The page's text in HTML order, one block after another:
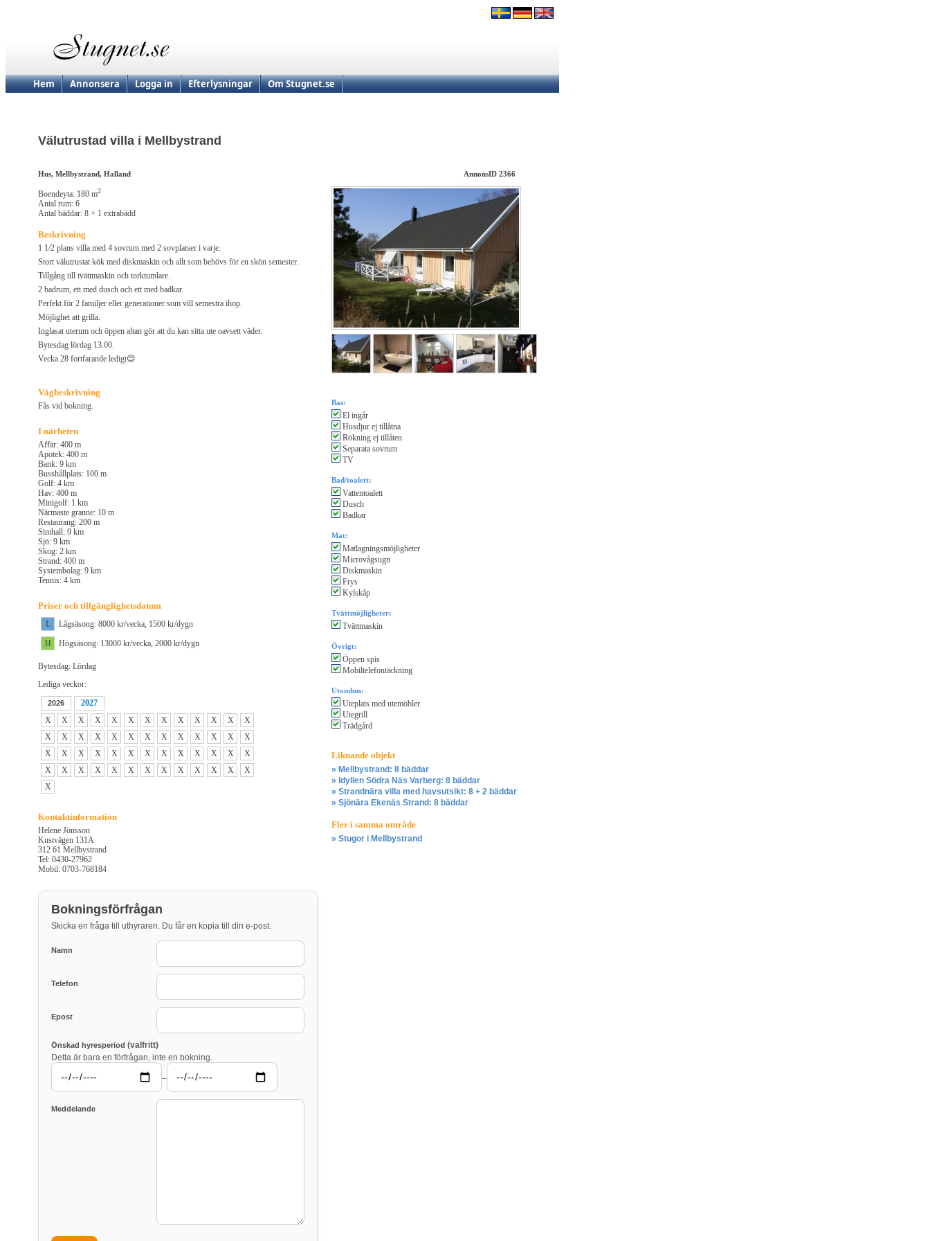
Hem Annonsera Logga in Efterlysningar Om Stugnet.se
Välutrustad villa i Mellbystrand
Hus, Mellbystrand, Halland AnnonsID 2366
Boendeyta: 180 m2
Antal rum: 6
Antal bäddar: 8 + 1 extrabädd
Beskrivning
1 1/2 plans villa med 4 sovrum med 2 sovplatser i varje.
Stort välutrustat kök med diskmaskin och allt som behövs för en skön semester.
Tillgång till tvättmaskin och torktumlare.
2 badrum, ett med dusch och ett med badkar.
Perfekt för 2 familjer eller generationer som vill semestra ihop.
Möjlighet att grilla.
Inglasat uterum och öppen altan gör att du kan sitta ute oavsett väder.
Bytesdag lördag 13.00.
Vecka 28 fortfarande ledigt😊
Vägbeskrivning
Fås vid bokning.
I närheten
Affär: 400 m
Apotek: 400 m
Bank: 9 km
Busshållplats: 100 m
Golf: 4 km
Hav: 400 m
Minigolf: 1 km
Närmaste granne: 10 m
Restaurang: 200 m
Simhall: 9 km
Sjö: 9 km
Skog: 2 km
Strand: 400 m
Systembolag: 9 km
Tennis: 4 km
Priser och tillgänglighetsdatum
L
Lågsäsong: 8000 kr/vecka, 1500 kr/dygn
H
Högsäsong: 13000 kr/vecka, 2000 kr/dygn
Bytesdag: Lördag
Lediga veckor:
2026
2027
X
X X X X X X X X X X X
X
X
X X X X X X X X X X X
X
X
X X X X X X X X X X X
X
X
X X X X X X X X X X X
X
X
Kontaktinformation
Helene Jönsson
Kustvägen 131A
312 61 Mellbystrand
Tel: 0430-27962
Mobil: 0703-768184
Bokningsförfrågan
Skicka en fråga till uthyraren. Du får en kopia till din e-post.
Namn
Telefon
Epost
Önskad hyresperiod (valfritt)
Detta är bara en förfrågan, inte en bokning.
–
Meddelande
Bas:
El ingår
Husdjur ej tillåtna
Rökning ej tillåten
Separata sovrum
TV
Bad/toalett:
Vattentoalett
Dusch
Badkar
Mat:
Matlagningsmöjligheter
Microvågsugn
Diskmaskin
Frys
Kylskåp
Tvättmöjligheter:
Tvättmaskin
Övrigt:
Öppen spis
Mobiltelefontäckning
Utomhus:
Uteplats med utemöbler
Utegrill
Trädgård
Liknande objekt
» Mellbystrand: 8 bäddar
» Idyllen Södra Näs Varberg: 8 bäddar
» Strandnära villa med havsutsikt: 8 + 2 bäddar
» Sjönära Ekenäs Strand: 8 bäddar
Fler i samma område
» Stugor i Mellbystrand